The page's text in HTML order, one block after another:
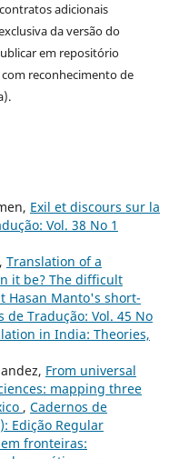
adicionais
da versão do
em repositório
reconhecimento de
Exil et discours sur la
Vol. 38 No 1
Translation of a
it be? The difficult
Hasan Manto's short-
de Tradução: Vol. 45 No
in India: Theories,
From universal
mapping three
, Cadernos de
Edição Regular
fronteiras: